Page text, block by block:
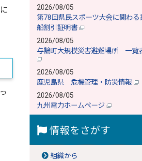
2026/08/05
第78回県民スポーツ大会に関わる
船割引証明書
2026/08/05
与論町大規模災害避難場所 一覧
2026/08/05
鹿児島県 危機管理・防災情報
2026/08/05
九州電力ホームページ
情報をさがす
組織から